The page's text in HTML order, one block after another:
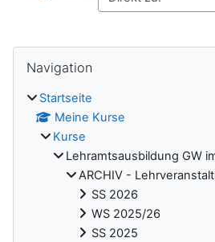
Navigation
Startseite
Meine Kurse
Kurse
Lehramtsausbildung GW
ARCHIV -
SS 2026
WS 2025/26
SS 2025